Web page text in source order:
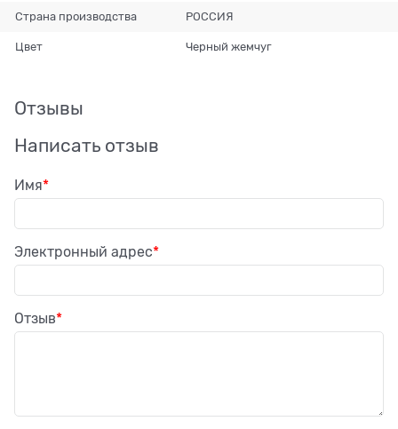
Страна производства РОССИЯ
Цвет Черный жемчуг
Отзывы
Написать отзыв
Имя
Электронный адрес
Отзыв